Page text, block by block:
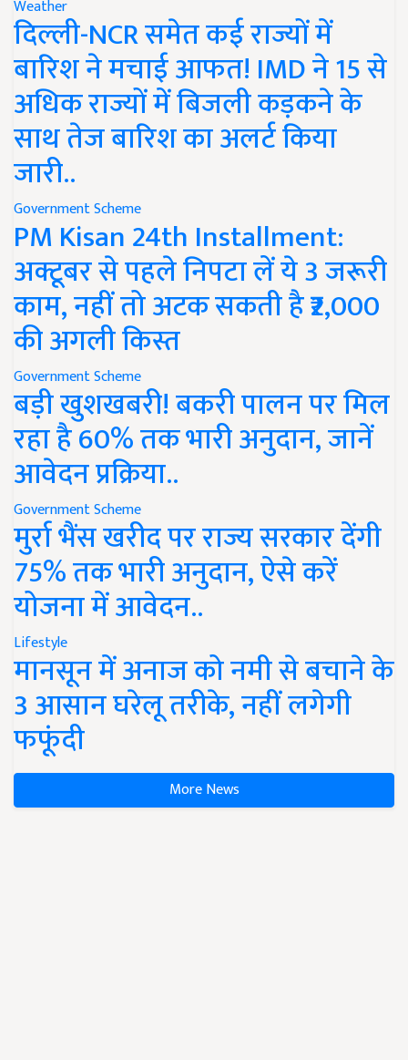
Weather
दिल्ली-NCR समेत कई राज्यों में
बारिश ने मचाई आफत! IMD ने 15 से
अधिक राज्यों में बिजली कड़कने के
साथ तेज बारिश का अलर्ट किया
जारी..
Government Scheme
PM Kisan 24th Installment:
अक्टूबर से पहले निपटा लें ये 3 जरूरी
काम, नहीं तो अटक सकती है ₹2,000
की अगली किस्त
Government Scheme
बड़ी खुशखबरी! बकरी पालन पर मिल
रहा है 60% तक भारी अनुदान, जानें
आवेदन प्रक्रिया..
Government Scheme
मुर्रा भैंस खरीद पर राज्य सरकार देंगी
75% तक भारी अनुदान, ऐसे करें
योजना में आवेदन..
Lifestyle
मानसून में अनाज को नमी से बचाने के
3 आसान घरेलू तरीके, नहीं लगेगी
फफूंदी
More News